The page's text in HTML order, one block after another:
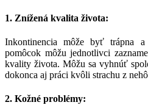
1. Znížená kvalita života:
Inkontinencia môže byť trápna
pomôcok môžu jednotlivci
kvality života. Môžu sa vyhnúť
dokonca aj práci kvôli strachu z
2. Kožné problémy: